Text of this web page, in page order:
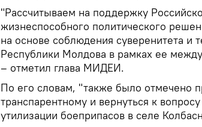
"Рассчитываем на поддержку
жизнеспособного политического
на основе соблюдения суверенитета и
Республики Молдова в рамках ее
– отметил глава МИДЕИ.
По его словам, "также было отмечено
транспарентному и вернуться к
утилизации боеприпасов в селе